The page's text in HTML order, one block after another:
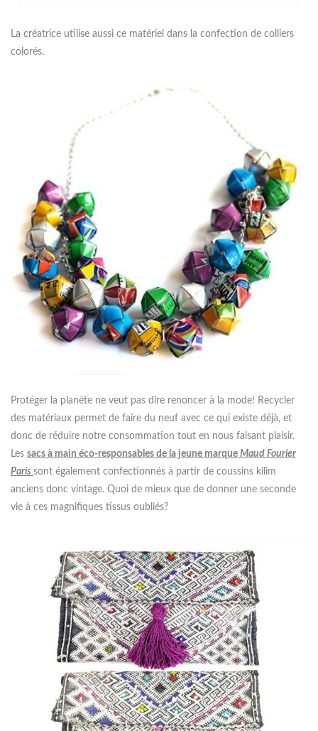
La créatrice utilise aussi ce matériel dans la confection de colliers
colorés.
Protéger la planète ne veut pas dire renoncer à la mode! Recycler
des matériaux permet de faire du neuf avec ce qui existe déjà, et
donc de réduire notre consommation tout en nous faisant plaisir.
Les sacs à main éco-responsables de la jeune marque Maud Fourier
Paris sont également confectionnés à partir de coussins kilim
anciens donc vintage. Quoi de mieux que de donner une seconde
vie à ces magnifiques tissus oubliés?